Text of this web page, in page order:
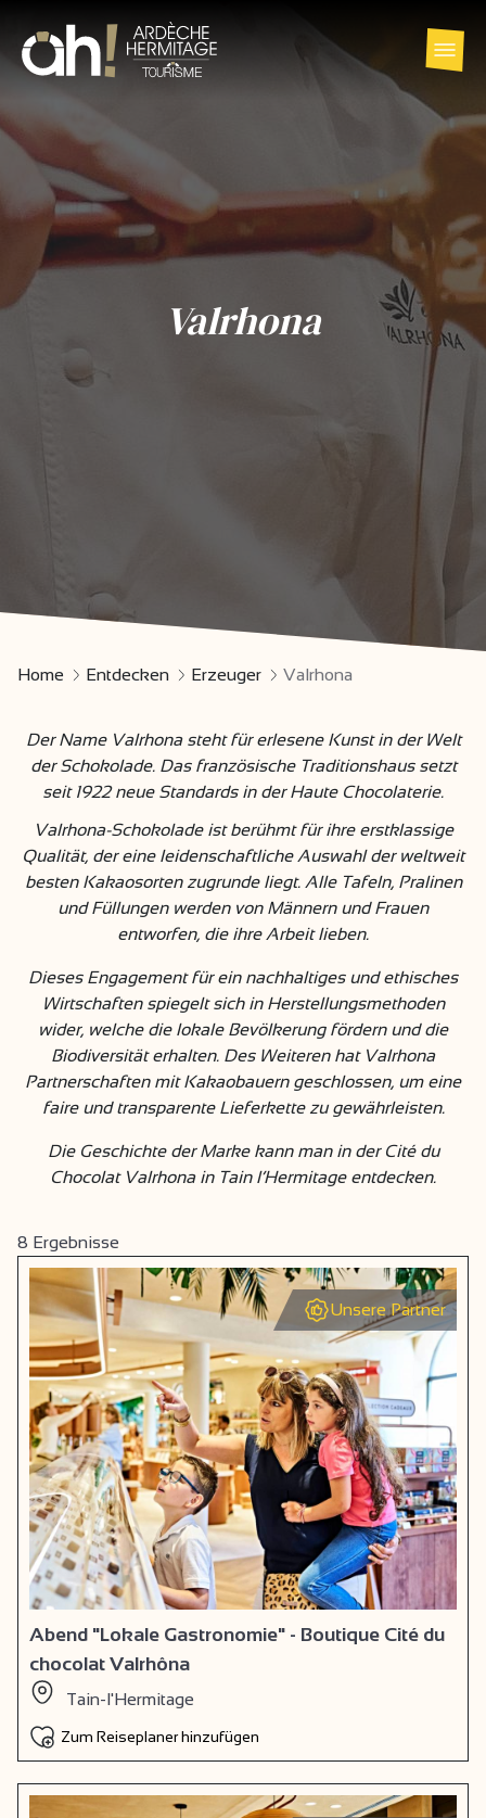
Valrhona
Home Entdecken Erzeuger Valrhona
Der Name Valrhona steht für erlesene Kunst in der Welt
der Schokolade. Das französische Traditionshaus setzt
seit 1922 neue Standards in der Haute Chocolaterie.
Valrhona-Schokolade ist berühmt für ihre erstklassige
Qualität, der eine leidenschaftliche Auswahl der weltweit
besten Kakaosorten zugrunde liegt. Alle Tafeln, Pralinen
und Füllungen werden von Männern und Frauen
entworfen, die ihre Arbeit lieben.
Dieses Engagement für ein nachhaltiges und ethisches
Wirtschaften spiegelt sich in Herstellungsmethoden
wider, welche die lokale Bevölkerung fördern und die
Biodiversität erhalten. Des Weiteren hat Valrhona
Partnerschaften mit Kakaobauern geschlossen, um eine
faire und transparente Lieferkette zu gewährleisten.
Die Geschichte der Marke kann man in der Cité du
Chocolat Valrhona in Tain l‘Hermitage entdecken.
8 Ergebnisse
Unsere Partner
Abend "Lokale Gastronomie" - Boutique Cité du
chocolat Valrhôna
Tain-l'Hermitage
Zum Reiseplaner hinzufügen